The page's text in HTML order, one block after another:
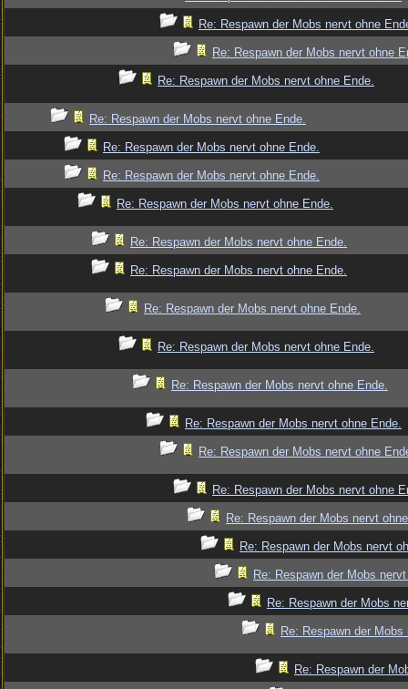
Re: Respawn der Mobs nervt ohne
Re: Respawn der Mobs nervt ohne
Re: Respawn der Mobs nervt ohne Ende.
Re: Respawn der Mobs nervt ohne Ende.
Re: Respawn der Mobs nervt ohne Ende.
Re: Respawn der Mobs nervt ohne Ende.
Re: Respawn der Mobs nervt ohne Ende.
Re: Respawn der Mobs nervt ohne Ende.
Re: Respawn der Mobs nervt ohne Ende.
Re: Respawn der Mobs nervt ohne Ende.
Re: Respawn der Mobs nervt ohne Ende.
Re: Respawn der Mobs nervt ohne Ende.
Re: Respawn der Mobs nervt ohne Ende.
Re: Respawn der Mobs nervt ohne
Re: Respawn der Mobs nervt ohne
Re: Respawn der Mobs nervt
Re: Respawn der Mobs nervt
Re: Respawn der Mobs
Re: Respawn der Mobs
Re: Respawn der
Re: Respawn der